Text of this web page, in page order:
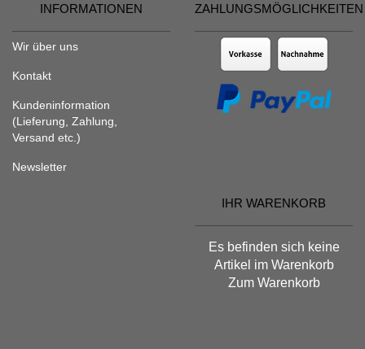
INFORMATIONEN
Wir über uns
Kontakt
Kundeninformation
(Lieferung, Zahlung,
Versand etc.)
Newsletter
ZAHLUNGSMÖGLICHKEITEN
IHR WARENKORB
Es befinden sich keine
Artikel im Warenkorb
Zum Warenkorb